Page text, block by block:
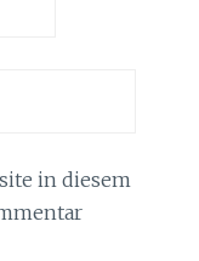
in diesem